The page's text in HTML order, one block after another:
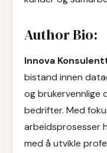
Author Bio:
Innova
bistand innen
og brukervennlige
bedrifter. Med
arbeidsprosesser
med å utvikle